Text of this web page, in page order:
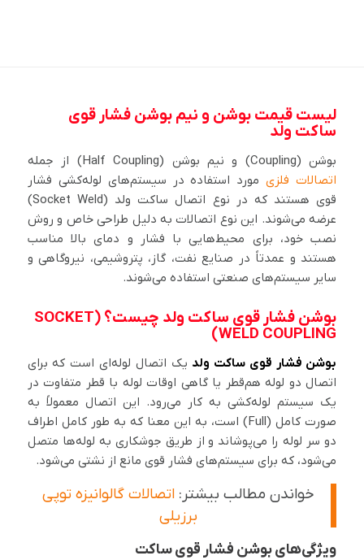
لیست قیمت بوشن و نیم بوشن فشار قوی
ساکت ولد
بوشن (Coupling) و نیم بوشن (Half Coupling) از جمله
اتصالات فلزیمورد استفاده در سیستم‌های لوله‌کشی فشار
قوی هستند که در نوع اتصال ساکت ولد (Socket Weld)
عرضه می‌شوند. این نوع اتصالات به دلیل طراحی خاص و روش
نصب خود، برای محیط‌هایی با فشار و دمای بالا مناسب
هستند و عمدتاً در صنایع نفت، گاز، پتروشیمی، نیروگاهی و
سایر سیستم‌های صنعتی استفاده می‌شوند.
بوشن فشار قوی ساکت ولد چیست؟ (SOCKET
WELD COUPLING)
بوشن فشار قوی ساکت ولد یک اتصال لوله‌ای است که برای
اتصال دو لوله هم‌قطر یا گاهی اوقات لوله با قطر متفاوت در
یک سیستم لوله‌کشی به کار می‌رود. این اتصال معمولاً به
صورت کامل (Full) است، به این معنا که به طور کامل اطراف
دو سر لوله را می‌پوشاند و از طریق جوشکاری به لوله‌ها متصل
می‌شود، که برای سیستم‌های فشار قوی مانع از نشتی می‌شود.
خواندن مطالب بیشتر: اتصالات گالوانیزه توپی
برزیلی
ویژگی‌های بوشن فشار قوی ساکت